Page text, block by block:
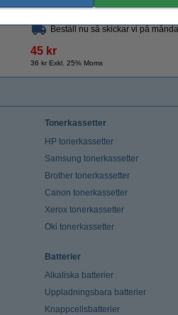
Beställ nu så skickar vi på
45 kr
36 kr Exkl. 25% Moms
Tonerkassetter
HP tonerkassetter
Samsung tonerkassetter
Brother tonerkassetter
Canon tonerkassetter
Xerox tonerkassetter
Oki tonerkassetter
Batterier
Alkaliska batterier
Uppladningsbara batterier
Knappcellsbatterier